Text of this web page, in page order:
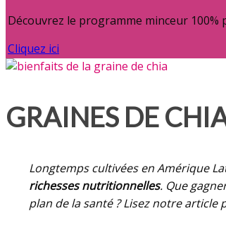
Découvrez le programme minceur
Cliquez ici
GRAINES DE
Longtemps cultivées en Amérique
richesses nutritionnelles. Que
plan de la santé ? Lisez notre